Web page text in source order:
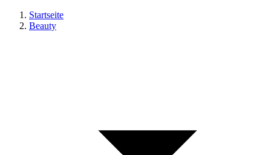
Startseite
Beauty